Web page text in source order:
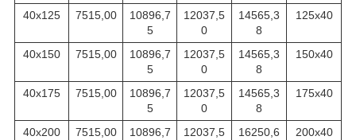
40х125 7515,00
10896,7
5
12037,5
0
14565,3
8
125х40
40х150 7515,00
10896,7
5
12037,5
0
14565,3
8
150х40
40х175 7515,00
10896,7
5
12037,5
0
14565,3
8
175х40
40х200 7515,00
10896,7
12037,5
16250,6
200х40